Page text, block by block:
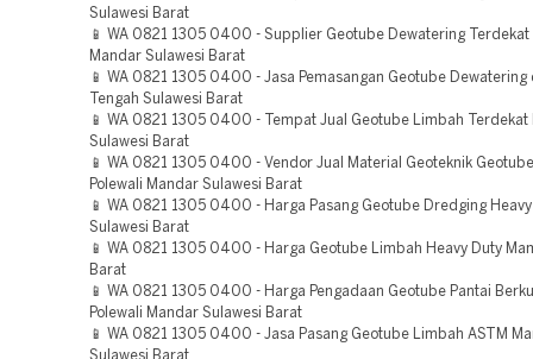
Sulawesi Barat
📱 WA 0821 1305 0400 - Supplier Geotube Dewatering Terdekat
Mandar Sulawesi Barat
📱 WA 0821 1305 0400 - Jasa Pemasangan Geotube Dewatering
Tengah Sulawesi Barat
📱 WA 0821 1305 0400 - Tempat Jual Geotube Limbah Terdekat
Sulawesi Barat
📱 WA 0821 1305 0400 - Vendor Jual Material Geoteknik
Polewali Mandar Sulawesi Barat
📱 WA 0821 1305 0400 - Harga Pasang Geotube Dredging
Sulawesi Barat
📱 WA 0821 1305 0400 - Harga Geotube Limbah Heavy Duty
Barat
📱 WA 0821 1305 0400 - Harga Pengadaan Geotube Pantai
Polewali Mandar Sulawesi Barat
📱 WA 0821 1305 0400 - Jasa Pasang Geotube Limbah ASTM
Sulawesi Barat